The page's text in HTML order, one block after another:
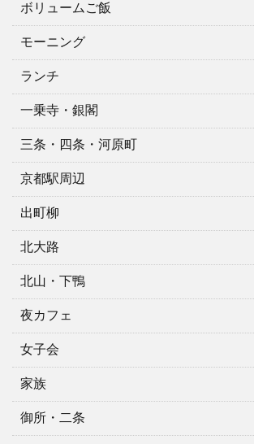
ボリュームご飯
モーニング
ランチ
一乗寺・銀閣
三条・四条・河原町
京都駅周辺
出町柳
北大路
北山・下鴨
夜カフェ
女子会
家族
御所・二条